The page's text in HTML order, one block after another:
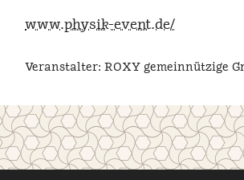
www.physik-event.de/
Veranstalter: ROXY gemeinnützige